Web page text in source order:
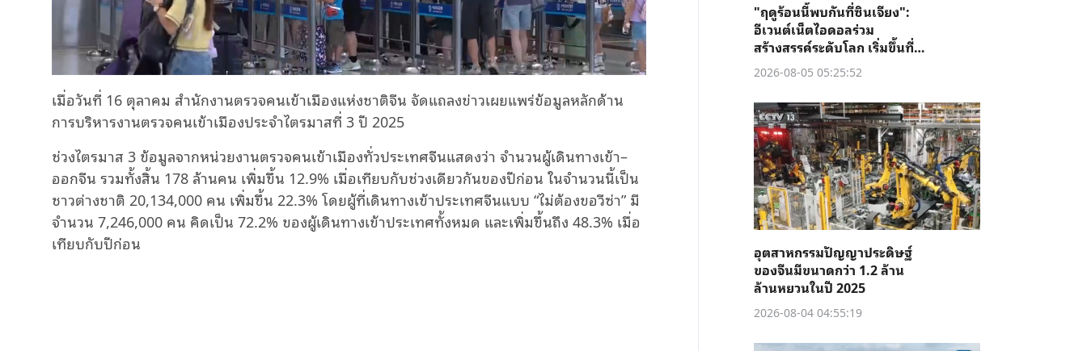
เมื่อวันที่ 16 ตุลาคม สำนักงานตรวจคนเข้าเมืองแห่งชาติจีน จัดแถลงข่าวเผยแพร่ข้อมูลหลักด้าน
การบริหารงานตรวจคนเข้าเมืองประจำไตรมาสที่ 3 ปี 2025
ช่วงไตรมาส 3 ข้อมูลจากหน่วยงานตรวจคนเข้าเมืองทั่วประเทศจีนแสดงว่า จำนวนผู้เดินทางเข้า–
ออกจีน รวมทั้งสิ้น 178 ล้านคน เพิ่มขึ้น 12.9% เมื่อเทียบกับช่วงเดียวกันของปีก่อน ในจำนวนนี้เป็น
ชาวต่างชาติ 20,134,000 คน เพิ่มขึ้น 22.3% โดยผู้ที่เดินทางเข้าประเทศจีนแบบ “ไม่ต้องขอวีซ่า” มี
จำนวน 7,246,000 คน คิดเป็น 72.2% ของผู้เดินทางเข้าประเทศทั้งหมด และเพิ่มขึ้นถึง 48.3% เมื่อ
เทียบกับปีก่อน
"ฤดูร้อนนี้พบกันที่ซินเจียง":
อีเวนต์เน็ตไอดอลร่วม
สร้างสรรค์ระดับโลก เริ่มขึ้นที่คู่
เชอ
2026-08-05 05:25:52
อุตสาหกรรมปัญญาประดิษฐ์
ของจีนมีขนาดกว่า 1.2 ล้าน
ล้านหยวนในปี 2025
2026-08-04 04:55:19